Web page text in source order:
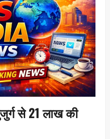
से 21 लाख की